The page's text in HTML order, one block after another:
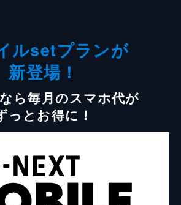
ルsetプランが
新登場！
ら毎月のスマホ代が
っとお得に！